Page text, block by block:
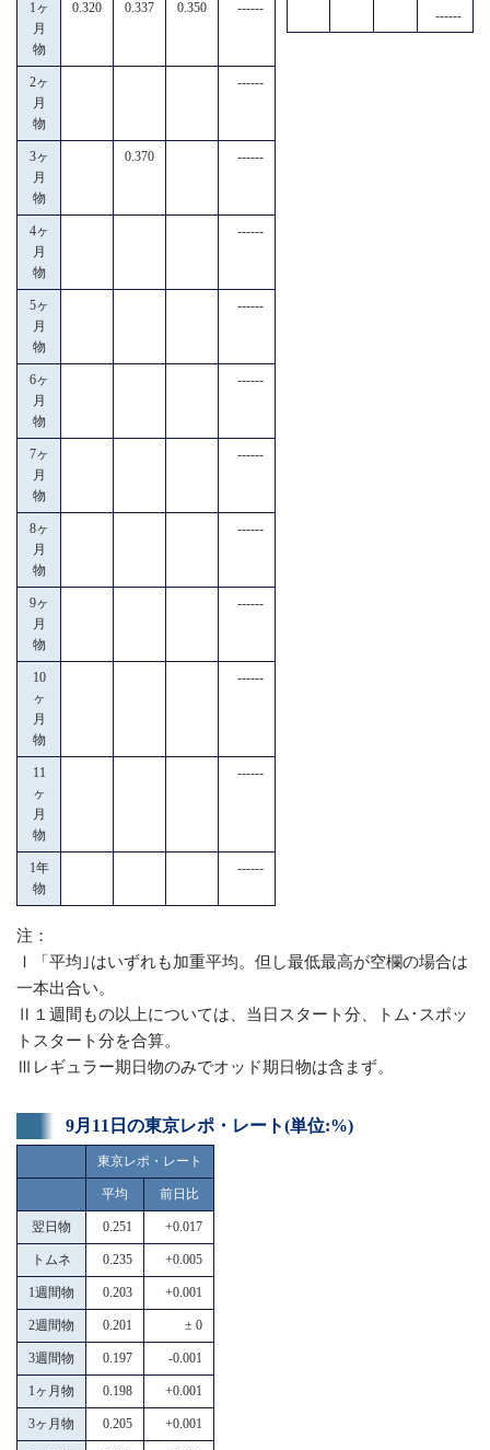
1ヶ
月
物
0.320 0.337 0.350 ------
2ヶ
月
物
------
3ヶ
月
物
0.370 ------
4ヶ
月
物
------
5ヶ
月
物
------
6ヶ
月
物
------
7ヶ
月
物
------
8ヶ
月
物
------
9ヶ
月
物
------
10
ヶ
月
物
------
11
ヶ
月
物
------
1年
物
------
------
注：
Ⅰ「平均｣はいずれも加重平均。但し最低最高が空欄の場合は
一本出合い。
Ⅱ１週間もの以上については、当日スタート分、トム･スポッ
トスタート分を合算。
Ⅲレギュラー期日物のみでオッド期日物は含まず。
9月11日の東京レポ・レート(単位:%)
東京レポ・レート
平均 前日比
翌日物 0.251 +0.017
トムネ 0.235 +0.005
1週間物 0.203 +0.001
2週間物 0.201 ± 0
3週間物 0.197 -0.001
1ヶ月物 0.198 +0.001
3ヶ月物 0.205 +0.001